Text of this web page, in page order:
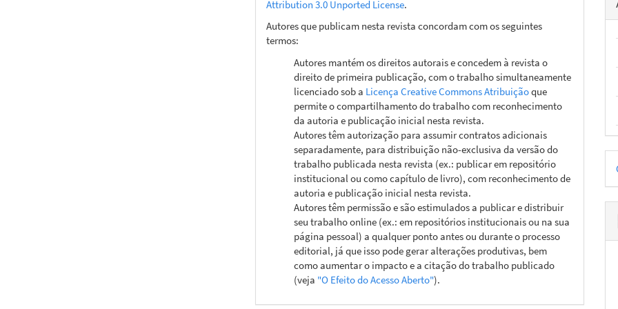
Attribution 3.0 Unported License.
Autores que publicam nesta revista concordam com os seguintes
termos:
Autores mantém os direitos autorais e concedem à revista o
direito de primeira publicação, com o trabalho simultaneamente
licenciado sob a Licença Creative Commons Atribuiçãoque
permite o compartilhamento do trabalho com reconhecimento
da autoria e publicação inicial nesta revista.
Autores têm autorização para assumir contratos adicionais
separadamente, para distribuição não-exclusiva da versão do
trabalho publicada nesta revista (ex.: publicar em repositório
institucional ou como capítulo de livro), com reconhecimento de
autoria e publicação inicial nesta revista.
Autores têm permissão e são estimulados a publicar e distribuir
seu trabalho online (ex.: em repositórios institucionais ou na sua
página pessoal) a qualquer ponto antes ou durante o processo
editorial, já que isso pode gerar alterações produtivas, bem
como aumentar o impacto e a citação do trabalho publicado
(veja "O Efeito do Acesso Aberto").